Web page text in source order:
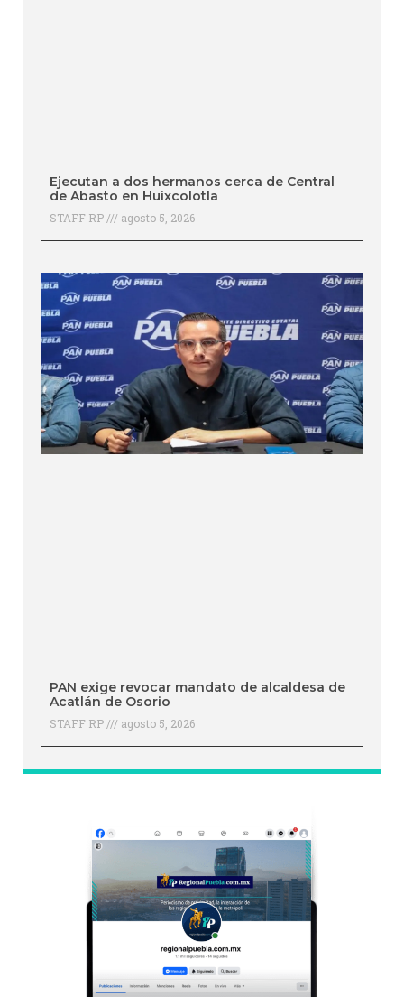
Ejecutan a dos hermanos cerca de Central
de Abasto en Huixcolotla
STAFF RP agosto 5, 2026
PAN exige revocar mandato de alcaldesa de
Acatlán de Osorio
STAFF RP agosto 5, 2026